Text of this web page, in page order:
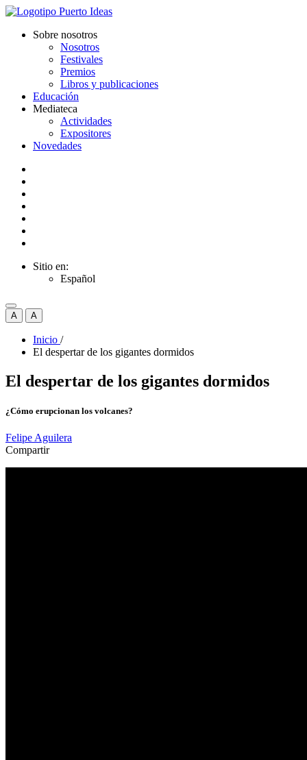
Sobre nosotros
Nosotros
Festivales
Premios
Libros y publicaciones
Educación
Mediateca
Actividades
Expositores
Novedades
Sitio en:
Español
A A
Inicio /
El despertar de los gigantes dormidos
El despertar de los gigantes dormidos
¿Cómo erupcionan los volcanes?
Felipe Aguilera
Compartir